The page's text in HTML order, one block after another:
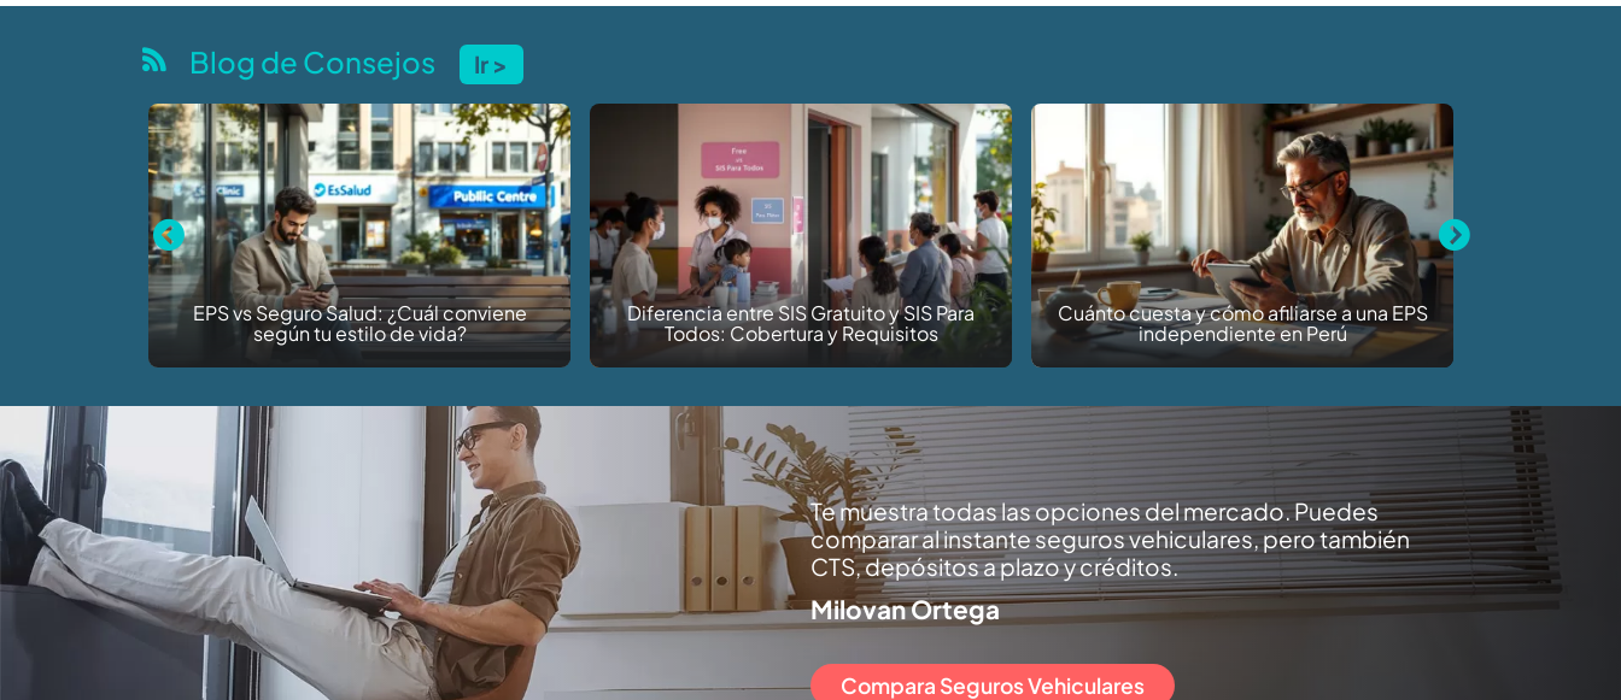
Blog de Consejos Ir >
Diferencia entre SIS Gratuito y SIS Para
Todos: Cobertura y Requisitos
Cuánto cuesta y cómo afiliarse a una EPS
independiente en Perú
Qué es el copago en un seguro de salud y
cómo funciona
Previous Next
Te muestra todas las opciones del mercado. Puedes
comparar al instante seguros vehiculares, pero también
CTS, depósitos a plazo y créditos.
Milovan Ortega
Compara Seguros Vehiculares